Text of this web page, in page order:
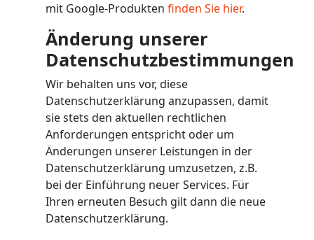
mit Google-Produkten finden Sie hier.
Änderung unserer
Datenschutzbestimmungen
Wir behalten uns vor, diese
Datenschutzerklärung anzupassen, damit
sie stets den aktuellen rechtlichen
Anforderungen entspricht oder um
Änderungen unserer Leistungen in der
Datenschutzerklärung umzusetzen, z.B.
bei der Einführung neuer Services. Für
Ihren erneuten Besuch gilt dann die neue
Datenschutzerklärung.